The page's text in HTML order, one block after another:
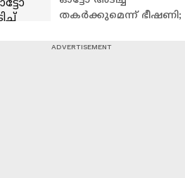
ശ്രദ്ധിക്കുന്നില്ല'
തക‍ർക്കുമെന്ന് ഭീഷണി;
ഡ്രൈവർക്ക്